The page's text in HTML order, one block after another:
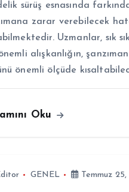
sürüş esnasında
zarar verebilecek
Uzmanlar, sık
alışkanlığın,
önemli ölçüde
Oku
GENEL Temmuz